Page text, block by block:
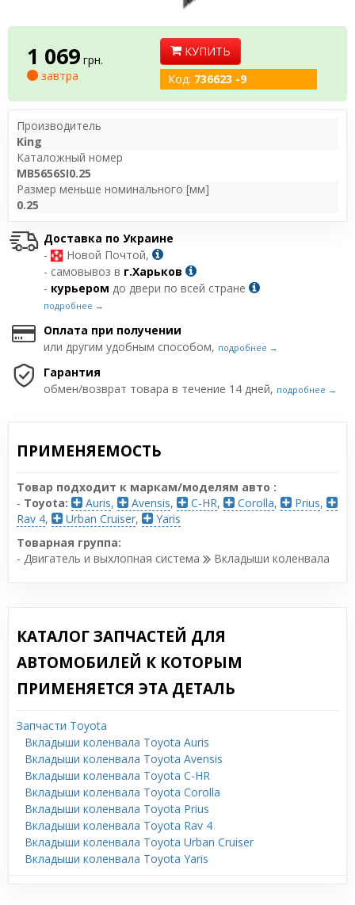
1 069 грн.
завтра
КУПИТЬ
Код: 736623 -9
Производитель
King
Каталожный номер
MB5656SI0.25
Размер меньше номинального [мм]
0.25
Доставка по Украине
-
Новой Почтой,
- самовывоз в г.Харьков
- курьером до двери по всей стране
подробнее →
Оплата при получении
или другим удобным способом, подробнее →
Гарантия
обмен/возврат товара в течение 14 дней, подробнее →
ПРИМЕНЯЕМОСТЬ
Товар подходит к маркам/моделям авто :
- Toyota: Auris, Avensis, C-HR, Corolla, Prius,
Rav 4, Urban Cruiser,
Yaris
Товарная группа:
- Двигатель и выхлопная система
Вкладыши коленвала
КАТАЛОГ ЗАПЧАСТЕЙ ДЛЯ
АВТОМОБИЛЕЙ К КОТОРЫМ
ПРИМЕНЯЕТСЯ ЭТА ДЕТАЛЬ
Запчасти Toyota
Вкладыши коленвала Toyota Auris
Вкладыши коленвала Toyota Avensis
Вкладыши коленвала Toyota C-HR
Вкладыши коленвала Toyota Corolla
Вкладыши коленвала Toyota Prius
Вкладыши коленвала Toyota Rav 4
Вкладыши коленвала Toyota Urban Cruiser
Вкладыши коленвала Toyota Yaris